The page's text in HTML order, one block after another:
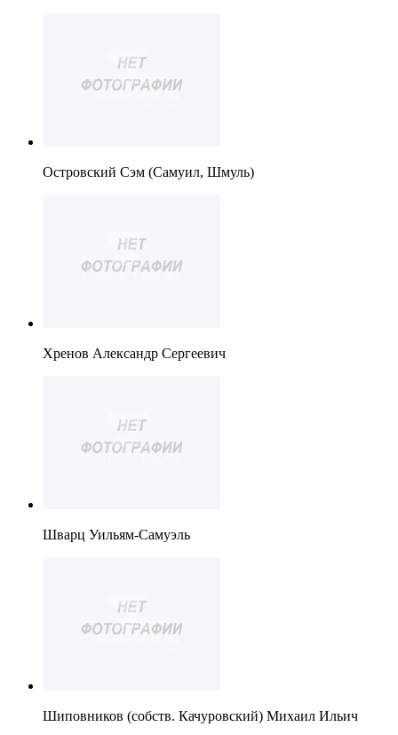
Островский Сэм (Самуил, Шмуль)
Хренов Александр Сергеевич
Шварц Уильям-Самуэль
Шиповников (собств. Качуровский) Михаил Ильич